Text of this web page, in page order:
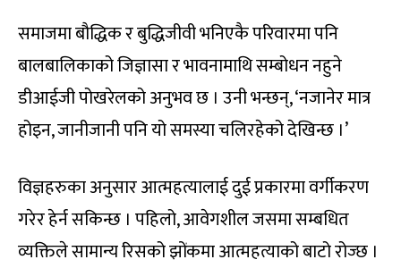
समाजमा बौद्धिक र बुद्धिजीवी भनिएकै परिवारमा पनि
बालबालिकाको जिज्ञासा र भावनामाथि सम्बोधन नहुने
डीआईजी पोखरेलको अनुभव छ । उनी भन्छन्, ‘नजानेर मात्र
होइन, जानीजानी पनि यो समस्या चलिरहेको देखिन्छ ।’
विज्ञहरुका अनुसार आत्महत्यालाई दुई प्रकारमा वर्गीकरण
गरेर हेर्न सकिन्छ । पहिलो, आवेगशील जसमा सम्बधित
व्यक्तिले सामान्य रिसको झोंकमा आत्महत्याको बाटो रोज्छ ।